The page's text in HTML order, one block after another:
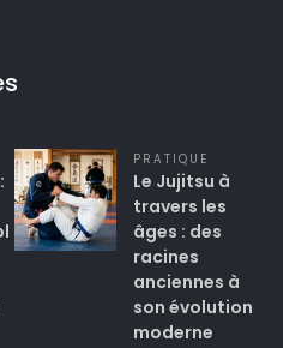
PRATIQUE
Le Jujitsu à
travers les
âges : des
racines
anciennes à
son évolution
moderne